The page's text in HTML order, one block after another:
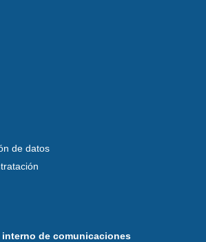
de datos
interno de comunicaciones